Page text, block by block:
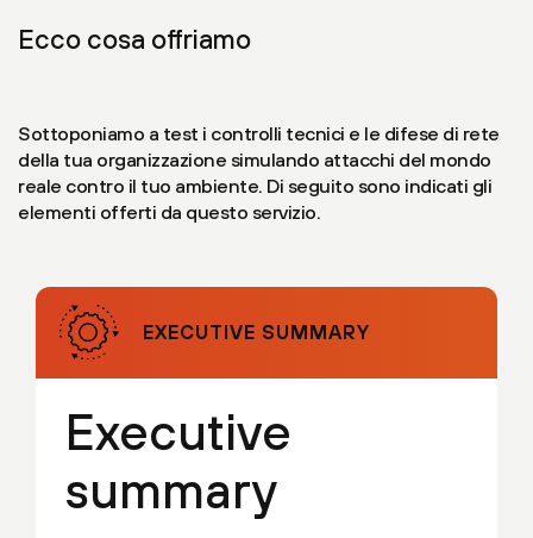
Ecco cosa offriamo
Sottoponiamo a test i controlli tecnici e le difese di rete
della tua organizzazione simulando attacchi del mondo
reale contro il tuo ambiente. Di seguito sono indicati gli
elementi offerti da questo servizio.
EXECUTIVE SUMMARY
Executive
summary